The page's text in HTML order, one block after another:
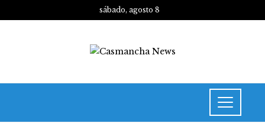
sábado, agosto 8